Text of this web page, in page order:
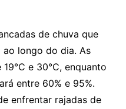
de chuva que
ao longo do dia. As
e 30°C, enquanto
entre 60% e 95%.
enfrentar rajadas de